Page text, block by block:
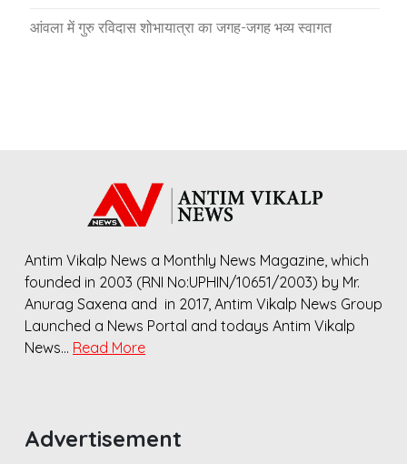
आंवला में गुरु रविदास शोभायात्रा का जगह-जगह भव्य स्वागत
Antim Vikalp News a Monthly News Magazine, which
founded in 2003 (RNI No:UPHIN/10651/2003) by Mr.
Anurag Saxena and in 2017, Antim Vikalp News Group
Launched a News Portal and todays Antim Vikalp
News… Read More
Advertisement